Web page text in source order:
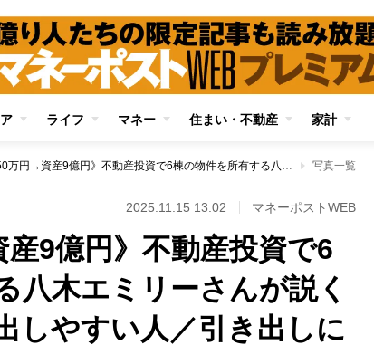
ライフ マネー 住まい・不動産 家計
《元手250万円→資産9億円》不動産投資で6棟の物件を所有する八木エミリーさんが説く「銀行融資を引き出しやすい人／引き出しにくい人」の違い 融資担当者が重要視しているポイントとは 写真一覧
2025.11.15 13:02 マネーポストWEB
産9億円》不動産投資で6
八木エミリーさんが説く
しやすい人／引き出しに